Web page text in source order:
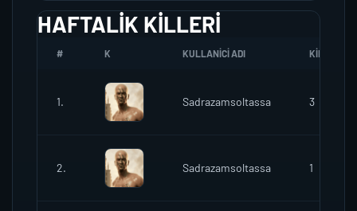
HAFTALIK KILLERI
# K KULLANICI ADI KILL
1. Sadrazamsoltassa 3
2. Sadrazamsoltassa 1